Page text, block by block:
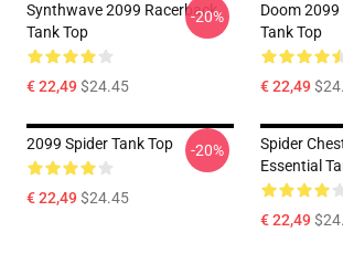
Synthwave 2099 Racerback
Tank Top
€ 22,49$24.45
-20%
Doom
Tank Top
€ 22,49
2099 Spider Tank Top
€ 22,49$24.45
-20%
Spider
Essential
€ 22,49